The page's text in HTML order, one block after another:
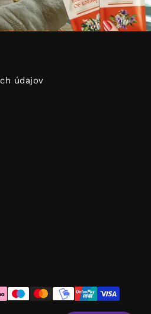
čist i svjež dom!
savjete za čist i mirisan dom!
popustima, posebnim
údajov